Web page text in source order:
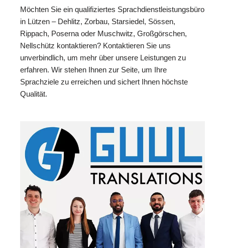
Möchten Sie ein qualifiziertes Sprachdienstleistungsbüro
in Lützen – Dehlitz, Zorbau, Starsiedel, Sössen,
Rippach, Poserna oder Muschwitz, Großgörschen,
Nellschütz kontaktieren? Kontaktieren Sie uns
unverbindlich, um mehr über unsere Leistungen zu
erfahren. Wir stehen Ihnen zur Seite, um Ihre
Sprachziele zu erreichen und sichert Ihnen höchste
Qualität.